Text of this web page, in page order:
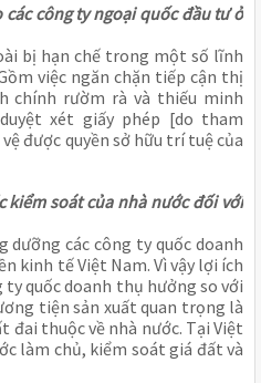
các công ty ngoại quốc đầu tư ở
bị hạn chế trong một số lĩnh
việc ngăn chặn tiếp cận thị
chính rườm rà và thiếu minh
xét giấy phép [do tham
được quyền sở hữu trí tuệ của
kiểm soát của nhà nước đối với
dưỡng các công ty quốc doanh
kinh tế Việt Nam. Vì vậy lợi ích
ty quốc doanh thụ hưởng so với
tiện sản xuất quan trọng là
đai thuộc về nhà nước. Tại Việt
làm chủ, kiểm soát giá đất và